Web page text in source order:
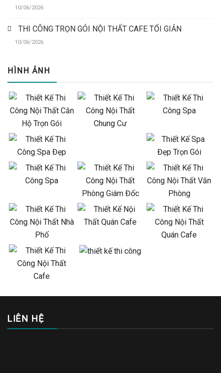
10/06/2026
THI CÔNG TRỌN GÓI NỘI THẤT CAFE TỐI GIẢN
10/06/2026
HÌNH ẢNH
LIÊN HỆ